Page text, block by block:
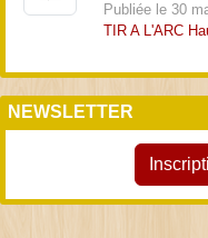
Publiée le 30
TIR A L'ARC
NEWSLETTER